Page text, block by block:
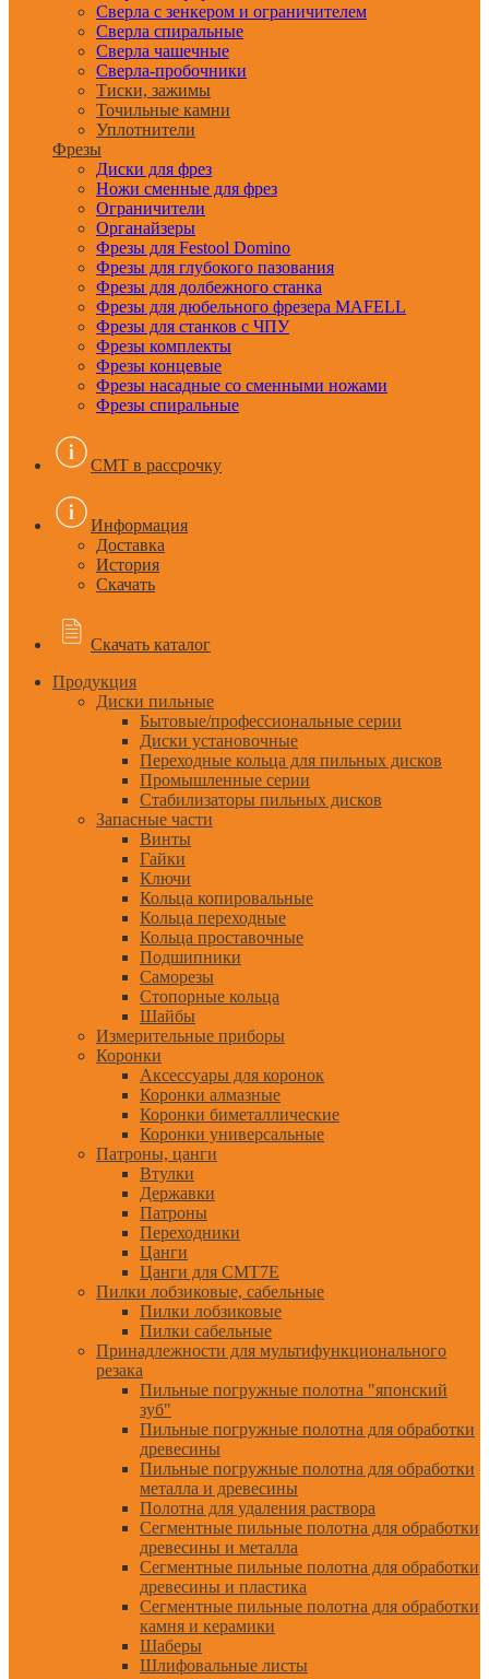
Сверла с зенкером и ограничителем
Сверла спиральные
Сверла чашечные
Сверла-пробочники
Тиски, зажимы
Точильные камни
Уплотнители
Фрезы
Диски для фрез
Ножи сменные для фрез
Ограничители
Органайзеры
Фрезы для Festool Domino
Фрезы для глубокого пазования
Фрезы для долбежного станка
Фрезы для дюбельного фрезера MAFELL
Фрезы для станков с ЧПУ
Фрезы комплекты
Фрезы концевые
Фрезы насадные со сменными ножами
Фрезы спиральные
CMT в рассрочку
Информация
Доставка
История
Скачать
Скачать каталог
Продукция
Диски пильные
Бытовые/профессиональные серии
Диски установочные
Переходные кольца для пильных дисков
Промышленные серии
Стабилизаторы пильных дисков
Запасные части
Винты
Гайки
Ключи
Кольца копировальные
Кольца переходные
Кольца проставочные
Подшипники
Саморезы
Стопорные кольца
Шайбы
Измерительные приборы
Коронки
Аксессуары для коронок
Коронки алмазные
Коронки биметаллические
Коронки универсальные
Патроны, цанги
Втулки
Державки
Патроны
Переходники
Цанги
Цанги для CMT7E
Пилки лобзиковые, сабельные
Пилки лобзиковые
Пилки сабельные
Принадлежности для мультифункционального
резака
Пильные погружные полотна "японский
зуб"
Пильные погружные полотна для обработки
древесины
Пильные погружные полотна для обработки
металла и древесины
Полотна для удаления раствора
Сегментные пильные полотна для обработки
древесины и металла
Сегментные пильные полотна для обработки
древесины и пластика
Сегментные пильные полотна для обработки
камня и керамики
Шаберы
Шлифовальные листы